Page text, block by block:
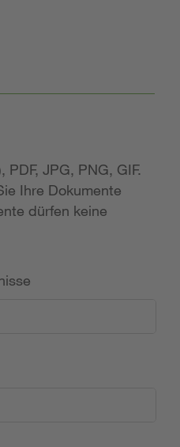
JPG, PNG, GIF.
Ihre Dokumente
dürfen keine